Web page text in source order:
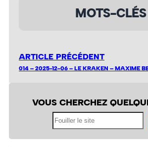
MOTS-CLÉS
ARTICLE PRÉCÉDENT
014 – 2025-12-06 – LE KRAKEN – MAXIME
VOUS CHERCHEZ